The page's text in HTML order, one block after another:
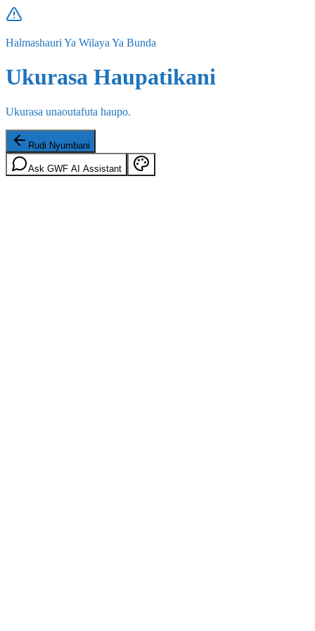
Halmashauri Ya Wilaya Ya Bunda
Ukurasa Haupatikani
Ukurasa unaoutafuta haupo.
Rudi Nyumbani
Ask GWF AI Assistant